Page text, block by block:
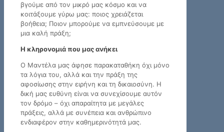
βγούμε από τον μικρό μας κόσμο και να
κοιτάξουμε γύρω μας: ποιος χρειάζεται
βοήθεια; Ποιον μπορούμε να εμπνεύσουμε με
μια καλή πράξη;
Η κληρονομιά που μας ανήκει
Ο Μαντέλα μας άφησε παρακαταθήκη όχι μόνο
τα λόγια του, αλλά και την πράξη της
αφοσίωσης στην ειρήνη και τη δικαιοσύνη. Η
δική μας ευθύνη είναι να συνεχίσουμε αυτόν
τον δρόμο – όχι απαραίτητα με μεγάλες
πράξεις, αλλά με συνέπεια και ανθρώπινο
ενδιαφέρον στην καθημερινότητά μας.